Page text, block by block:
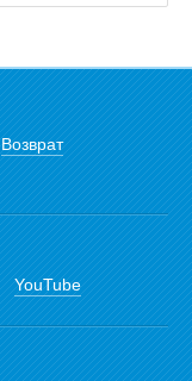
Возврат
YouTube